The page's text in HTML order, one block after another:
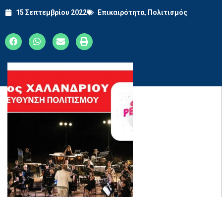
15 Σεπτεμβρίου 2022 Επικαιρότητα, Πολιτισμός